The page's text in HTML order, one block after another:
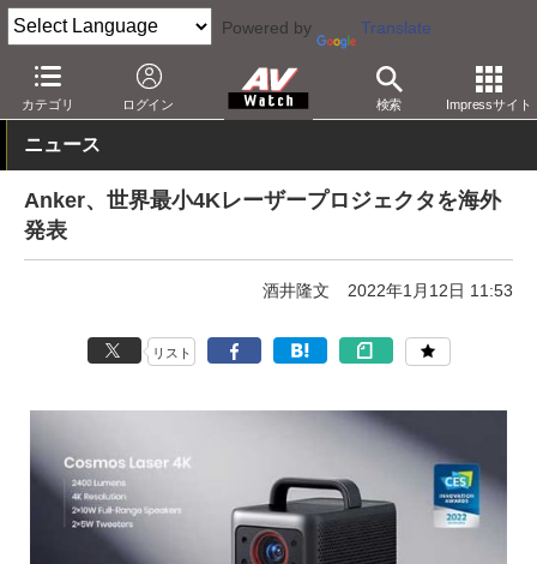
Powered by Translate
カテゴリ ログイン 検索 Impressサイト
AV Watch 製品 プロジェクタ
ニュース
Anker、世界最小4Kレーザープロジェクタを海外
発表
酒井隆文 2022年1月12日 11:53
リスト